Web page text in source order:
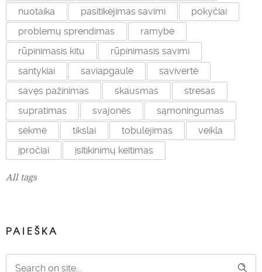
nuotaika
pasitikėjimas savimi
pokyčiai
problemų sprendimas
ramybė
rūpinimasis kitu
rūpinimasis savimi
santykiai
saviapgaulė
savivertė
savęs pažinimas
skausmas
stresas
supratimas
svajonės
sąmoningumas
sėkmė
tikslai tobulėjimas
veikla
įpročiai
įsitikinimų keitimas
All tags
PAIEŠKA